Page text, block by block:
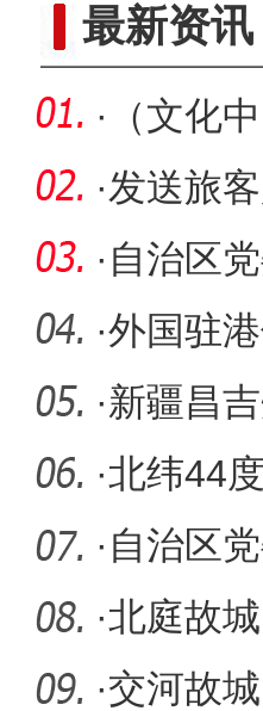
最新资讯
·
（文化
码
·发送旅
姓“幸福
· 自治区
·外国驻
·新疆昌
·北纬44
围”观
· 自治区
·北庭故
·交河故